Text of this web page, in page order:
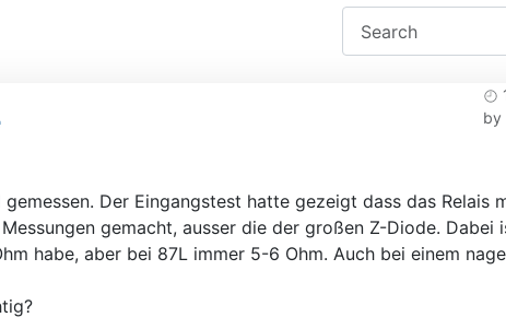
by
Der Eingangstest hatte gezeigt dass das Relais
gemacht, ausser die der großen Z-Diode. Dabei
habe, aber bei 87L immer 5-6 Ohm. Auch bei einem